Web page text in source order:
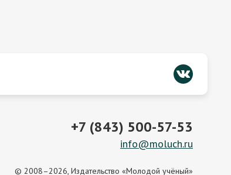
+7 (843) 500-57-53
info@moluch.ru
© 2008–2026, Издательство «Молодой учёный»